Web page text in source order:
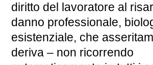
diritto del lavoratore al
danno professionale,
esistenziale, che
deriva – non ricorrendo